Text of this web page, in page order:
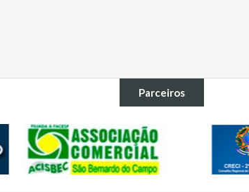
Parceiros